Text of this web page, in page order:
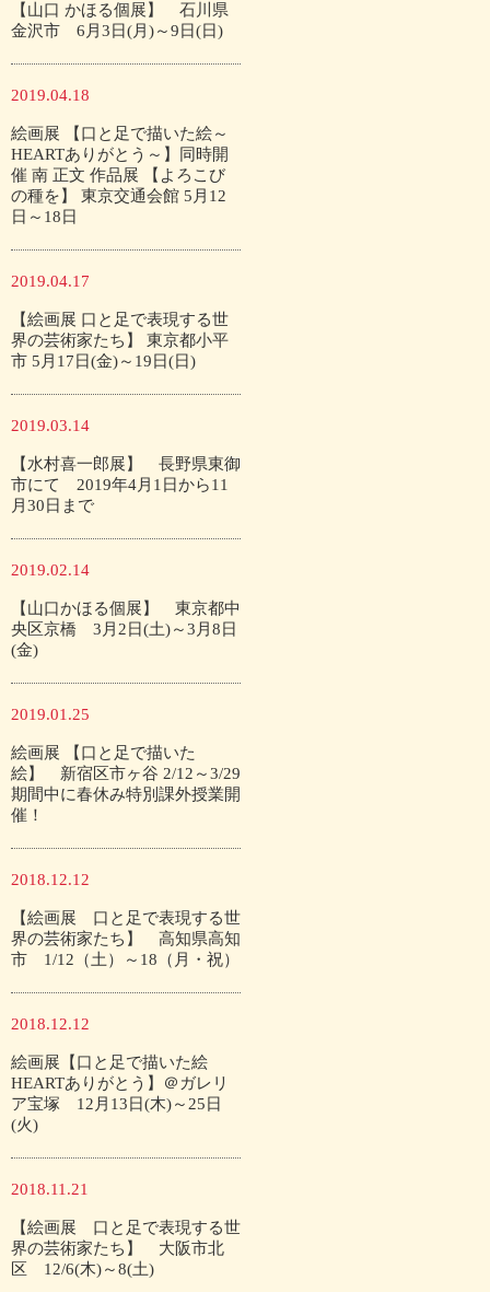
【山口 かほる個展】 石川県
金沢市 6月3日(月)～9日(日)
2019.04.18
絵画展 【口と足で描いた絵～
HEARTありがとう～】同時開
催 南 正文 作品展 【よろこび
の種を】 東京交通会館 5月12
日～18日
2019.04.17
【絵画展 口と足で表現する世
界の芸術家たち】 東京都小平
市 5月17日(金)～19日(日)
2019.03.14
【水村喜一郎展】 長野県東御
市にて 2019年4月1日から11
月30日まで
2019.02.14
【山口かほる個展】 東京都中
央区京橋 3月2日(土)～3月8日
(金)
2019.01.25
絵画展 【口と足で描いた
絵】 新宿区市ヶ谷 2/12～3/29
期間中に春休み特別課外授業開
催！
2018.12.12
【絵画展 口と足で表現する世
界の芸術家たち】 高知県高知
市 1/12（土）～18（月・祝）
2018.12.12
絵画展【口と足で描いた絵
HEARTありがとう】＠ガレリ
ア宝塚 12月13日(木)～25日
(火)
2018.11.21
【絵画展 口と足で表現する世
界の芸術家たち】 大阪市北
区 12/6(木)～8(土)